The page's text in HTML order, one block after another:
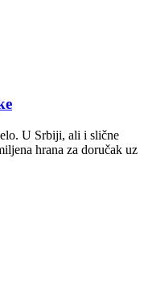
U Srbiji, ali i slične
hrana za doručak uz